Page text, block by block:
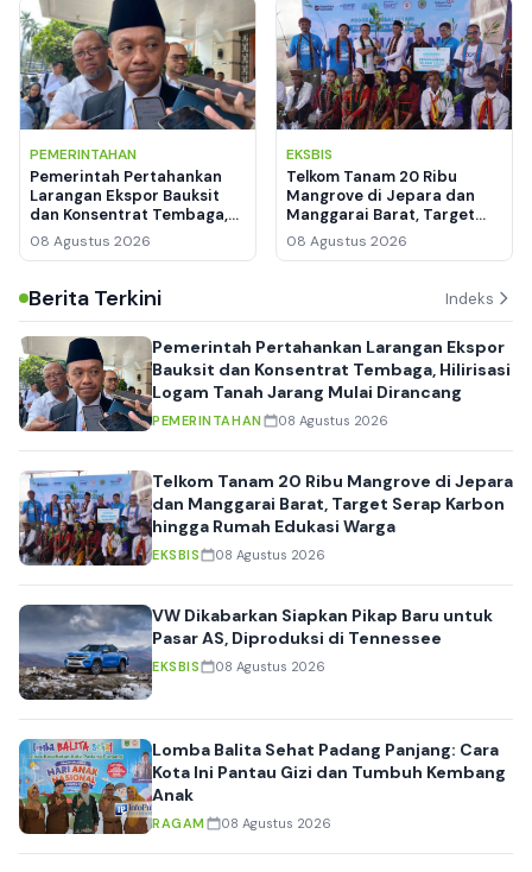
PEMERINTAHAN
Pemerintah Pertahankan
Larangan Ekspor Bauksit
dan Konsentrat Tembaga,
Hilirisasi Logam Tanah
Jarang Mulai Dirancang
08 Agustus 2026
EKSBIS
Telkom Tanam 20 Ribu
Mangrove di Jepara dan
Manggarai Barat, Target
Serap Karbon hingga
Rumah Edukasi Warga
08 Agustus 2026
Berita Terkini Indeks
Pemerintah Pertahankan Larangan Ekspor
Bauksit dan Konsentrat Tembaga, Hilirisasi
Logam Tanah Jarang Mulai Dirancang
PEMERINTAHAN 08 Agustus 2026
Telkom Tanam 20 Ribu Mangrove di Jepara
dan Manggarai Barat, Target Serap Karbon
hingga Rumah Edukasi Warga
EKSBIS 08 Agustus 2026
VW Dikabarkan Siapkan Pikap Baru untuk
Pasar AS, Diproduksi di Tennessee
EKSBIS 08 Agustus 2026
Lomba Balita Sehat Padang Panjang: Cara
Kota Ini Pantau Gizi dan Tumbuh Kembang
Anak
RAGAM 08 Agustus 2026